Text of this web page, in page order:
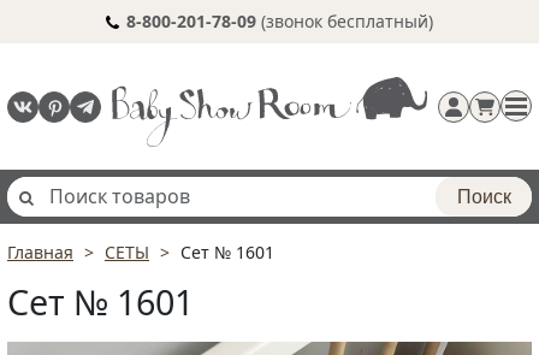
8-800-201-78-09 (звонок бесплатный)
Поиск
Главная СЕТЫ Сет № 1601
Сет № 1601